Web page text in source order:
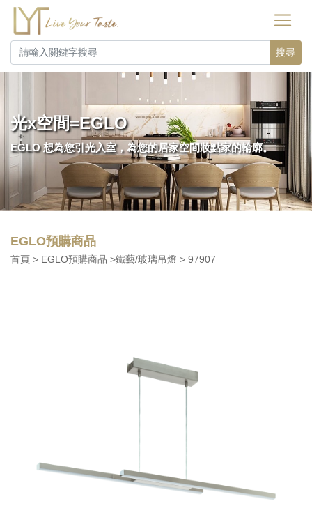
搜尋
光x空間=EGLO
EGLO 想為您引光入室，為您的居家空間妝點家的輪廓。
EGLO預購商品
首頁 > EGLO預購商品 >鐵藝/玻璃吊燈 > 97907